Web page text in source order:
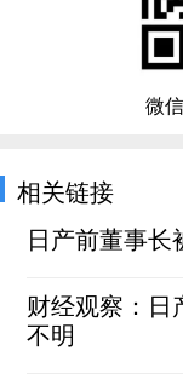
微
相关链接
日产前董事长
财经观察：
不明